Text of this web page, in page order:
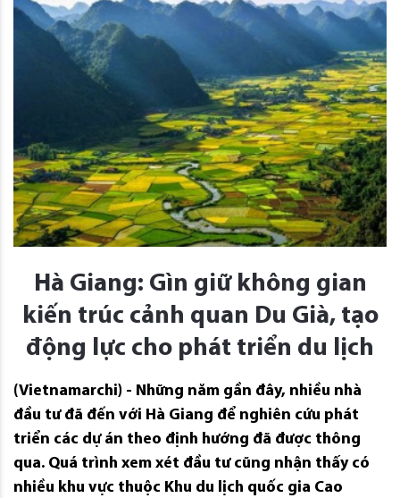
Hà Giang: Gìn giữ không gian
kiến trúc cảnh quan Du Già, tạo
động lực cho phát triển du lịch
(Vietnamarchi) - Những năm gần đây, nhiều nhà
đầu tư đã đến với Hà Giang để nghiên cứu phát
triển các dự án theo định hướng đã được thông
qua. Quá trình xem xét đầu tư cũng nhận thấy có
nhiều khu vực thuộc Khu du lịch quốc gia Cao